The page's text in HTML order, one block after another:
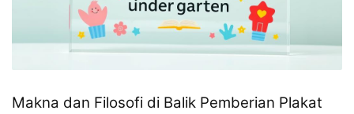
Makna dan Filosofi di Balik Pemberian Plakat